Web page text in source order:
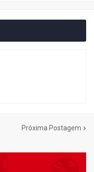
Próxima Postagem